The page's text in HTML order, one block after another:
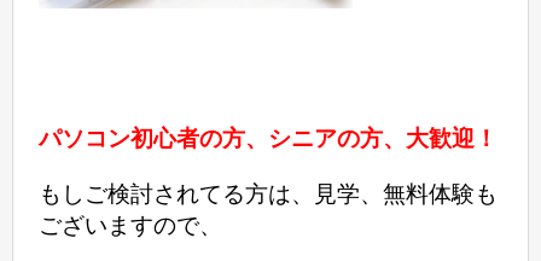
パソコン初心者の方、シニアの方、大歓迎！
もしご検討されてる方は、見学、無料体験も
ございますので、